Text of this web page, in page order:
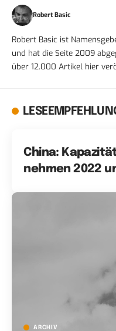
Robert Basic
Robert Basic ist
und hat die Seite 2009
über 12.000 Artikel hier
China:
nehmen 2022
ARCHIV